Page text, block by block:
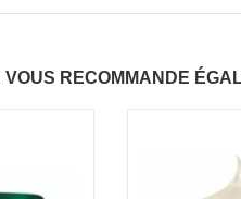
VOUS RECOMMANDE